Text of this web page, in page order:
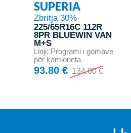
SUPERIA
Zbritja 30%
225/65R16C 112R
8PR BLUEWIN VAN
M+S
Lloji: Programi i gomave
për kamioneta
93.80 € 134.00 €